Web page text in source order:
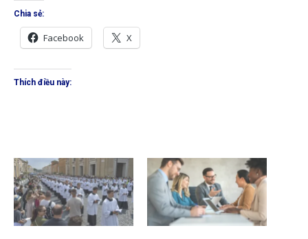
Chia sẻ:
Facebook X
Thích điều này: